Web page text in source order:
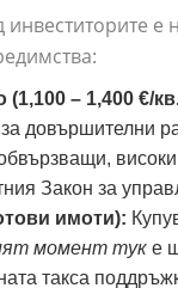
е
(1,100 – 1,400 €/
довършителни
Закон за
имоти):
момент тук е
такса